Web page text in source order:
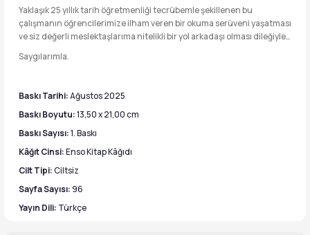
Yaklaşık 25 yıllık tarih öğretmenliği tecrübemle şekillenen bu
çalışmanın öğrencilerimize ilham veren bir okuma serüveni yaşatması
ve siz değerli meslektaşlarıma nitelikli bir yol arkadaşı olması dileğiyle…
Saygılarımla.
Baskı Tarihi:Ağustos 2025
Baskı Boyutu:13,50 x 21,00 cm
Baskı Sayısı:1. Baskı
Kâğıt Cinsi:Enso Kitap Kâğıdı
Cilt Tipi:Ciltsiz
Sayfa Sayısı:96
Yayın Dili: Türkçe